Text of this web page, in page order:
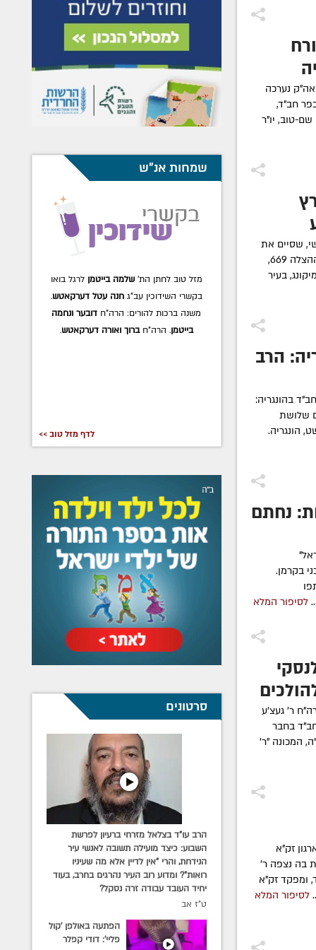
נערכה
בבית אגו"ח '770' בכפר חב"ד,
טוב, יו"ר
שסיים את
שירותו כמפקד פלוגה ביחידת החילוץ וההצלה 669,
בעיר
הרב
בהונגריה:
שלושת
הונגריה.
נחתם
בקרמן.
לסיפור המלא
ר' געצ'ע
בחבר
געצ'ע ע"ה, המכונה "ר'
זק"א
בה נצפה ר'
ומפקד זק"א
לסיפור המלא
שמחות אנ"ש
מזל טוב לחתן הת'שלמה בייטמן לרגל בואו
בקשרי השידוכין עב"גחנה עטל דערקאטש.
משנה ברכות להורים: הרה"ח דובער ונחמה
בייטמן. הרה"חברוך ואורה דערקאטש.
לדף מזל טוב >>
סרטונים
הרב עו"ד בצלאל מזרחי ברעיון לפרשת
השבוע: כיצד מועילה תשובה לאנשי עיר
הנידחת, והרי "אין לדיין אלא מה שעיניו
רואות"? ומדוע רוב העיר נהרגים בחרב, בעוד
יחיד העובד עבודה זרה נסקל?
ט"ז אב
הפתעה באולפן 'קול
פליי': דודי קפלר